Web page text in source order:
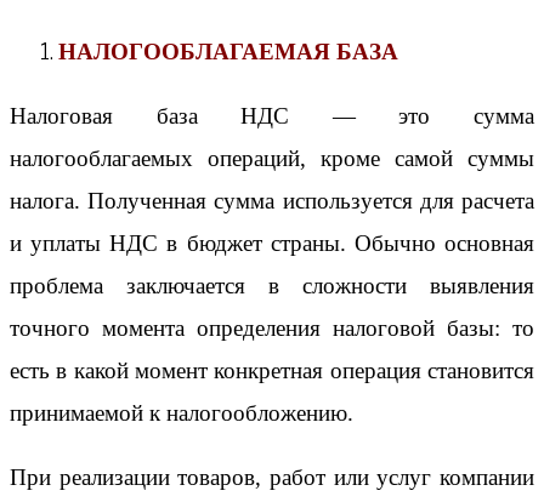
НАЛОГООБЛАГАЕМАЯ БАЗА
Налоговая база НДС — это сумма
налогооблагаемых операций, кроме самой суммы
налога. Полученная сумма используется для расчета
и уплаты НДС в бюджет страны. Обычно основная
проблема заключается в сложности выявления
точного момента определения налоговой базы: то
есть в какой момент конкретная операция становится
принимаемой к налогообложению.
При реализации товаров, работ или услуг компании